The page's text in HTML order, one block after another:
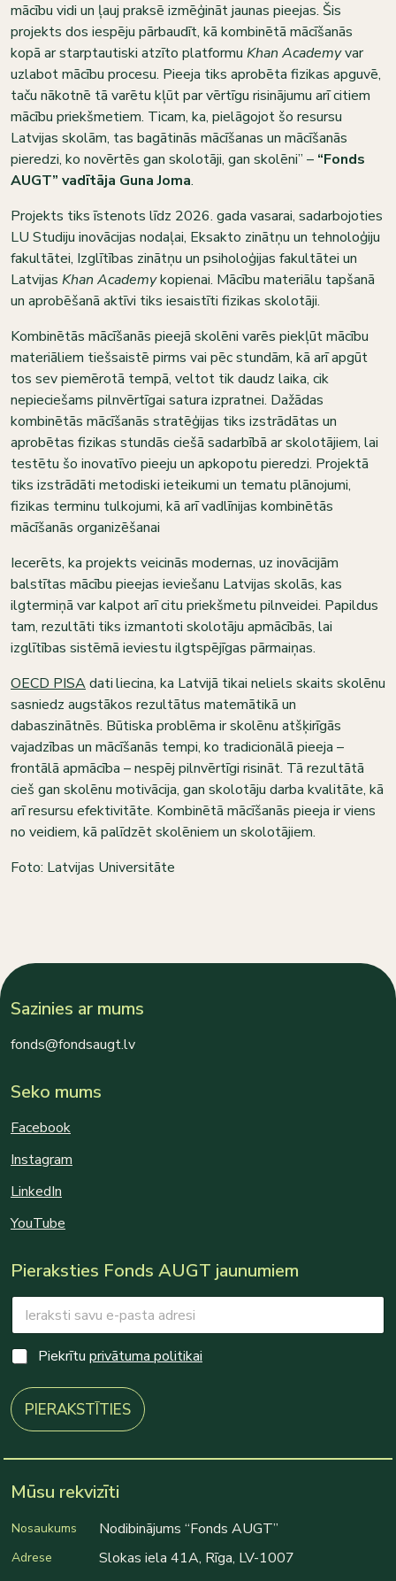
mācību vidi un ļauj praksē izmēģināt jaunas pieejas. Šis
projekts dos iespēju pārbaudīt, kā kombinētā mācīšanās
kopā ar starptautiski atzīto platformu Khan Academyvar
uzlabot mācību procesu. Pieeja tiks aprobēta fizikas apguvē,
taču nākotnē tā varētu kļūt par vērtīgu risinājumu arī citiem
mācību priekšmetiem. Ticam, ka, pielāgojot šo resursu
Latvijas skolām, tas bagātinās mācīšanas un mācīšanās
pieredzi, ko novērtēs gan skolotāji, gan skolēni” – “Fonds
AUGT” vadītāja Guna Joma.
Projekts tiks īstenots līdz 2026. gada vasarai, sadarbojoties
LU Studiju inovācijas nodaļai, Eksakto zinātņu un tehnoloģiju
fakultātei, Izglītības zinātņu un psiholoģijas fakultātei un
Latvijas Khan Academykopienai. Mācību materiālu tapšanā
un aprobēšanā aktīvi tiks iesaistīti fizikas skolotāji.
Kombinētās mācīšanās pieejā skolēni varēs piekļūt mācību
materiāliem tiešsaistē pirms vai pēc stundām, kā arī apgūt
tos sev piemērotā tempā, veltot tik daudz laika, cik
nepieciešams pilnvērtīgai satura izpratnei. Dažādas
kombinētās mācīšanās stratēģijas tiks izstrādātas un
aprobētas fizikas stundās ciešā sadarbībā ar skolotājiem, lai
testētu šo inovatīvo pieeju un apkopotu pieredzi. Projektā
tiks izstrādāti metodiski ieteikumi un tematu plānojumi,
fizikas terminu tulkojumi, kā arī vadlīnijas kombinētās
mācīšanās organizēšanai
Iecerēts, ka projekts veicinās modernas, uz inovācijām
balstītas mācību pieejas ieviešanu Latvijas skolās, kas
ilgtermiņā var kalpot arī citu priekšmetu pilnveidei. Papildus
tam, rezultāti tiks izmantoti skolotāju apmācībās, lai
izglītības sistēmā ieviestu ilgtspējīgas pārmaiņas.
OECD PISAdatiliecina, ka Latvijā tikai neliels skaits skolēnu
sasniedz augstākos rezultātus matemātikā un
dabaszinātnēs. Būtiska problēma ir skolēnu atšķirīgās
vajadzības un mācīšanās tempi, ko tradicionālā pieeja –
frontālā apmācība – nespēj pilnvērtīgi risināt. Tā rezultātā
cieš gan skolēnu motivācija, gan skolotāju darba kvalitāte, kā
arī resursu efektivitāte. Kombinētā mācīšanās pieeja ir viens
no veidiem, kā palīdzēt skolēniem un skolotājiem.
Foto: Latvijas Universitāte
Sazinies ar mums
fonds@fondsaugt.lv
Seko mums
Facebook
Instagram
LinkedIn
YouTube
Pieraksties Fonds AUGT jaunumiem
E
a
i
l
m
l
C
e
k
o
e
C
e
c
k
o
e
*
Piekrītu privātuma politikai
PIERAKSTĪTIES
Mūsu rekvizīti
Nosaukums Nodibinājums “Fonds AUGT”
Adrese Slokas iela 41A, Rīga, LV-1007